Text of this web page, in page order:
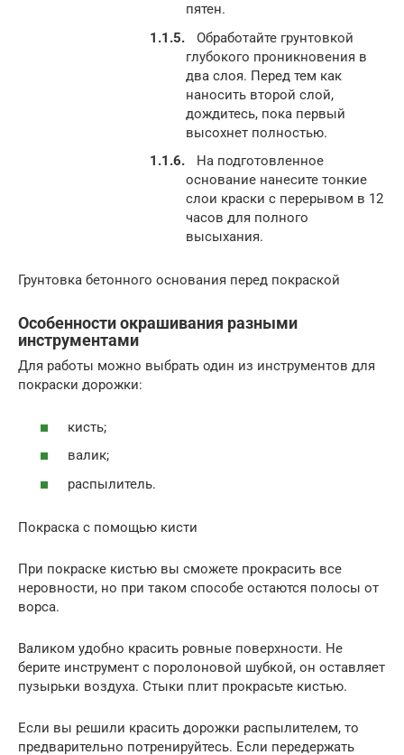
пятен.
Обработайте грунтовкой
глубокого проникновения в
два слоя. Перед тем как
наносить второй слой,
дождитесь, пока первый
высохнет полностью.
На подготовленное
основание нанесите тонкие
слои краски с перерывом в 12
часов для полного
высыхания.
Грунтовка бетонного основания перед покраской
Особенности окрашивания разными
инструментами
Для работы можно выбрать один из инструментов для
покраски дорожки:
кисть;
валик;
распылитель.
Покраска с помощью кисти
При покраске кистью вы сможете прокрасить все
неровности, но при таком способе остаются полосы от
ворса.
Валиком удобно красить ровные поверхности. Не
берите инструмент с поролоновой шубкой, он оставляет
пузырьки воздуха. Стыки плит прокрасьте кистью.
Если вы решили красить дорожки распылителем, то
предварительно потренируйтесь. Если передержать